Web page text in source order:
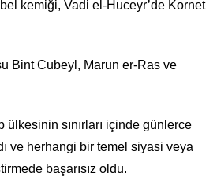
kemiği, Vadi el-Huceyr’de Kornet
Bint Cubeyl, Marun er-Ras ve
sınırları içinde günlerce
ve herhangi bir temel siyasi veya
başarısız oldu.